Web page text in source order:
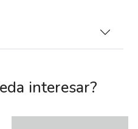
interesar?